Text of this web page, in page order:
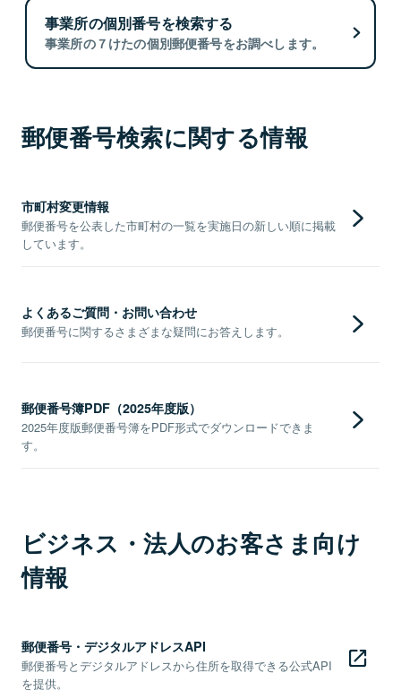
事業所の個別番号を検索する
事業所の７けたの個別郵便番号をお調べします。
郵便番号検索に関する情報
市町村変更情報
郵便番号を公表した市町村の一覧を実施日の新しい順に掲載
しています。
よくあるご質問・お問い合わせ
郵便番号に関するさまざまな疑問にお答えします。
郵便番号簿PDF（2025年度版）
2025年度版郵便番号簿をPDF形式でダウンロードできま
す。
ビジネス・法人のお客さま向け
情報
郵便番号・デジタルアドレスAPI
郵便番号とデジタルアドレスから住所を取得できる公式API
を提供。